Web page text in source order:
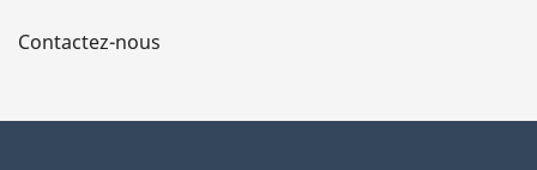
a
Contactez-nous